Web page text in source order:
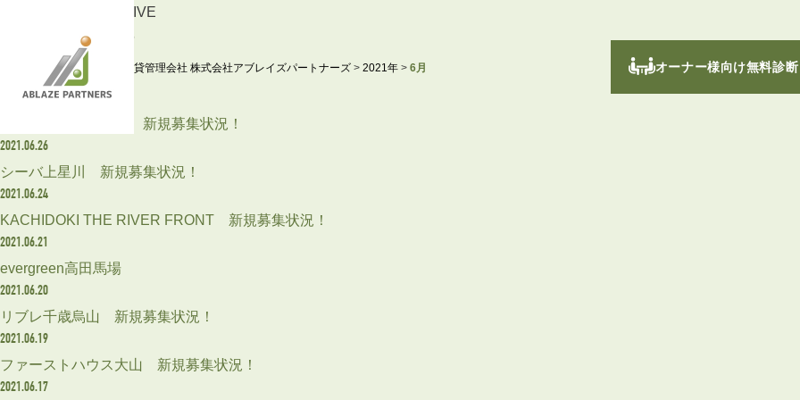
オーナー様向け無料診断
ARCHIVE
2021.6
東京の賃貸管理会社 株式会社アブレイズパートナーズ > 2021年 > 6月
2021.06.27
スプレスター北千住 新規募集状況！
2021.06.26
シーバ上星川 新規募集状況！
2021.06.24
KACHIDOKI THE RIVER FRONT 新規募集状況！
2021.06.21
evergreen高田馬場
2021.06.20
リブレ千歳烏山 新規募集状況！
2021.06.19
ファーストハウス大山 新規募集状況！
2021.06.17